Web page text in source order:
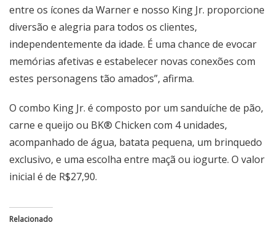
entre os ícones da Warner e nosso King Jr. proporcione
diversão e alegria para todos os clientes,
independentemente da idade. É uma chance de evocar
memórias afetivas e estabelecer novas conexões com
estes personagens tão amados”, afirma.
O combo King Jr. é composto por um sanduíche de pão,
carne e queijo ou BK® Chicken com 4 unidades,
acompanhado de água, batata pequena, um brinquedo
exclusivo, e uma escolha entre maçã ou iogurte. O valor
inicial é de R$27,90.
Relacionado